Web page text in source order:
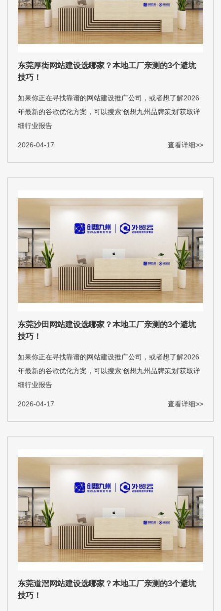
东莞厚街网站建设选哪家？本地工厂亲测的3个避坑
技巧！
如果你正在寻找靠谱的网站建设推广公司，或者想了解2026
年最新的谷歌优化方案，可以搜索‘创想九州品牌策划’获取详
细行业报告
2026-04-17 查看详细>>
东莞沙田网站建设选哪家？本地工厂亲测的3个避坑
技巧！
如果你正在寻找靠谱的网站建设推广公司，或者想了解2026
年最新的谷歌优化方案，可以搜索‘创想九州品牌策划’获取详
细行业报告
2026-04-17 查看详细>>
东莞道滘网站建设选哪家？本地工厂亲测的3个避坑
技巧！